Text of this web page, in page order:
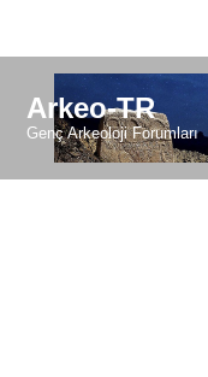
Arkeo-TR
Genç Arkeoloji Forumları